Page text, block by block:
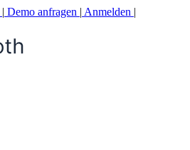
| Demo anfragen | Anmelden |